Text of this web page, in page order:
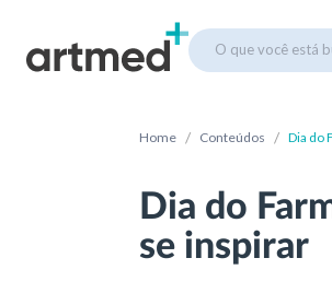
O que você está
Home / Conteúdos / Dia do
Dia do
se inspirar